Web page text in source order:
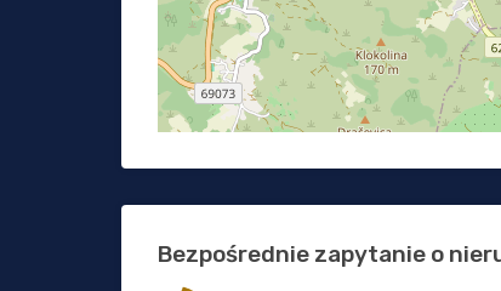
Bezpośrednie zapytanie o